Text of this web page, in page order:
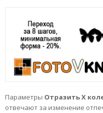
Параметры Отразить X
отвечают за изменение